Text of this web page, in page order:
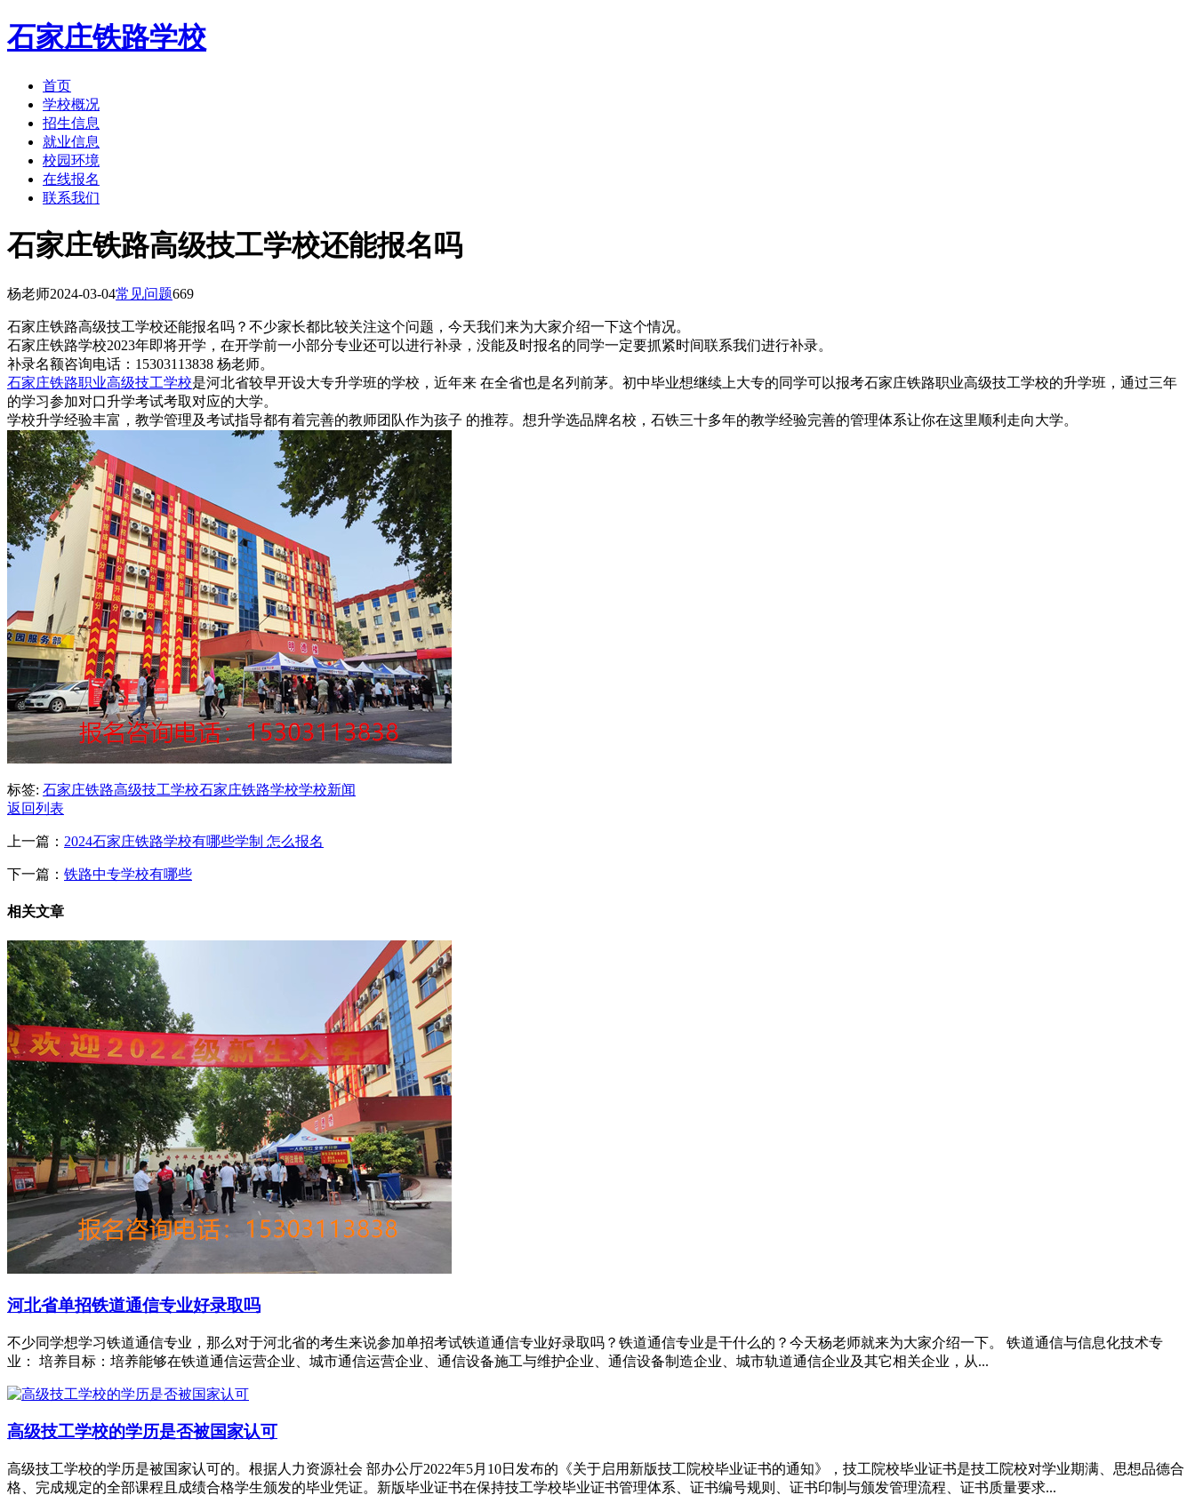
石家庄铁路学校
首页
学校概况
招生信息
就业信息
校园环境
在线报名
联系我们
石家庄铁路高级技工学校还能报名吗
杨老师2024-03-04常见问题669
石家庄铁路高级技工学校还能报名吗？不少家长都比较关注这个问题，今天我们来为大家介绍一下这个情况。
石家庄铁路学校2023年即将开学，在开学前一小部分专业还可以进行补录，没能及时报名的同学一定要抓紧时间联系我们进行补录。
补录名额咨询电话：15303113838 杨老师。
石家庄铁路职业高级技工学校是河北省较早开设大专升学班的学校，近年来 在全省也是名列前茅。初中毕业想继续上大专的同学可以报考石家庄铁路职业高级技工学校的升学班，通过三年
的学习参加对口升学考试考取对应的大学。
学校升学经验丰富，教学管理及考试指导都有着完善的教师团队作为孩子 的推荐。想升学选品牌名校，石铁三十多年的教学经验完善的管理体系让你在这里顺利走向大学。
标签: 石家庄铁路高级技工学校石家庄铁路学校学校新闻
返回列表
上一篇： 2024石家庄铁路学校有哪些学制 怎么报名
下一篇： 铁路中专学校有哪些
相关文章
河北省单招铁道通信专业好录取吗
不少同学想学习铁道通信专业，那么对于河北省的考生来说参加单招考试铁道通信专业好录取吗？铁道通信专业是干什么的？今天杨老师就来为大家介绍一下。 铁道通信与信息化技术专
业： 培养目标：培养能够在铁道通信运营企业、城市通信运营企业、通信设备施工与维护企业、通信设备制造企业、城市轨道通信企业及其它相关企业，从...
高级技工学校的学历是否被国家认可
高级技工学校的学历是被国家认可的。根据人力资源社会 部办公厅2022年5月10日发布的《关于启用新版技工院校毕业证书的通知》，技工院校毕业证书是技工院校对学业期满、思想品德合
格、完成规定的全部课程且成绩合格学生颁发的毕业凭证。新版毕业证书在保持技工学校毕业证书管理体系、证书编号规则、证书印制与颁发管理流程、证书质量要求...